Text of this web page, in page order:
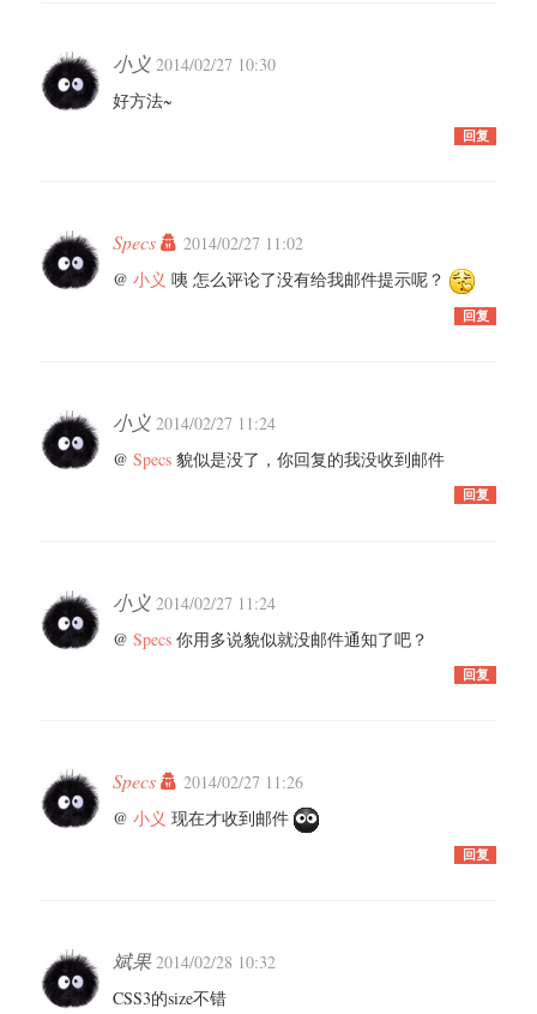
小义 2014/02/27 10:30
好方法~
回复
Specs
2014/02/27 11:02
@ 小义 咦 怎么评论了没有给我邮件提示呢？
回复
小义 2014/02/27 11:24
@ Specs 貌似是没了，你回复的我没收到邮件
回复
小义 2014/02/27 11:24
@ Specs 你用多说貌似就没邮件通知了吧？
回复
Specs
2014/02/27 11:26
@ 小义 现在才收到邮件
回复
斌果2014/02/28 10:32
CSS3的size不错